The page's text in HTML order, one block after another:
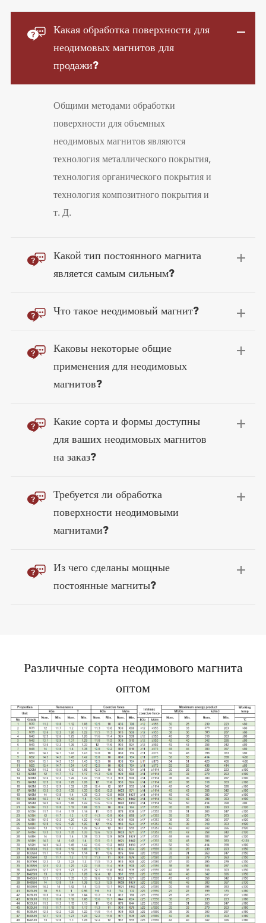

Какая обработка поверхности для
неодимовых магнитов для
продажи?
Общими методами обработки
поверхности для объемных
неодимовых магнитов являются
технология металлического покрытия,
технология органического покрытия и
технология композитного покрытия и
т. Д.

Какой тип постоянного магнита
является самым сильным?
 Что такое неодимовый магнит?

Каковы некоторые общие
применения для неодимовых
магнитов?

Какие сорта и формы доступны
для ваших неодимовых магнитов
на заказ?

Требуется ли обработка
поверхности неодимовыми
магнитами?

Из чего сделаны мощные
постоянные магниты?
Различные сорта неодимового магнита
оптом